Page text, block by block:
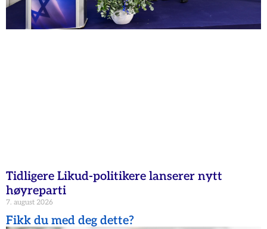
Tidligere Likud-politikere lanserer nytt
høyreparti
7. august 2026
Fikk du med deg dette?